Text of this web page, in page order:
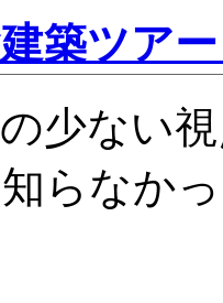
建築ツ
少ない
らなか